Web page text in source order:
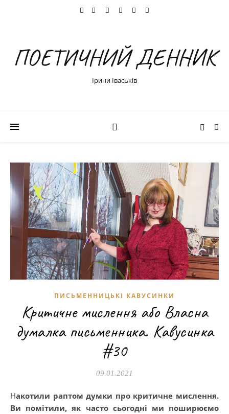
ПОЕТИЧНИЙ ДЕННИК
Ірини Іваськів
ПИСЬМЕННИЦЬКІ КАВУСИНКИ
Критичне мислення або Власна
думалка письменника. Кавусинка
#30
09.01.2021
Накотили раптом думки про критичне мислення.
Ви помітили, як часто сьогодні ми поширюємо